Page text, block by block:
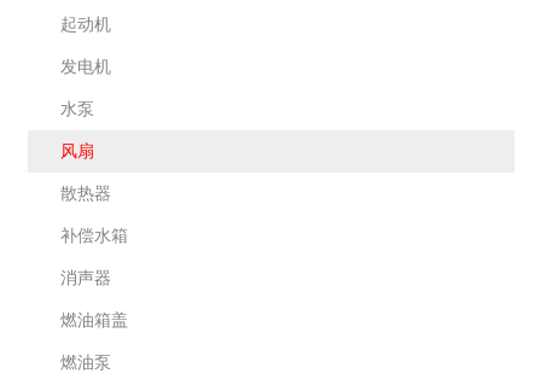
起动机
发电机
水泵
风扇
散热器
补偿水箱
消声器
燃油箱盖
燃油泵